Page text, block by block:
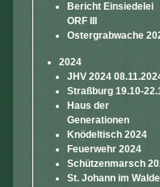
Bericht Einsiedelei
ORF III
Ostergrabwache
2024
JHV 2024
Straßburg 19.10-
Haus der
Generationen
Knödeltisch 2024
Feuerwehr 2024
Schützenmarsch
St. Johann im Walde